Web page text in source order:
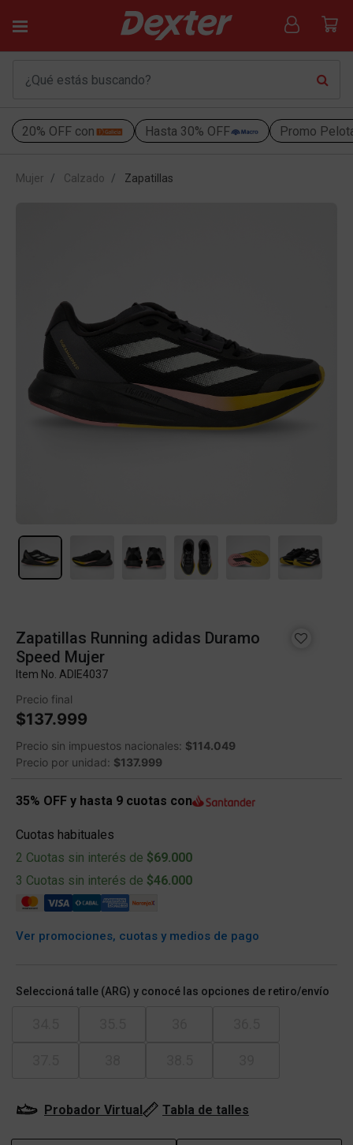
20% OFF con Hasta 30% OFF Promo
Mujer Calzado Zapatillas
Zapatillas Running adidas Duramo
Speed Mujer
Item No. ADIE4037
Precio final
$137.999
Precio sin impuestos nacionales: $114.049
Precio por unidad: $137.999
35% OFF y hasta 9 cuotas con
Cuotas habituales
2 Cuotas sin interés de $69.000
3 Cuotas sin interés de $46.000
Ver promociones, cuotas y medios de pago
Seleccioná talle (ARG) y conocé las opciones de retiro/envío
Probador Virtual Tabla de talles